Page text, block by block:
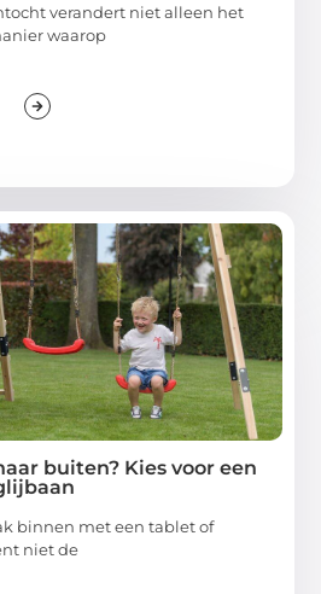
verandert niet alleen het
waarop
buiten? Kies voor een
binnen met een tablet of
niet de